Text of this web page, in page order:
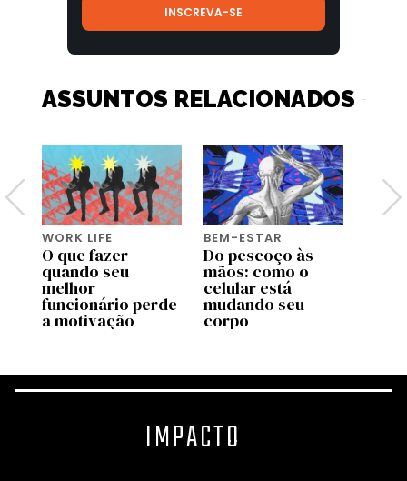
ASSUNTOS RELACIONADOS
WORK LIFE
O que fazer
quando seu
melhor
funcionário perde
a motivação
BEM-ESTAR
Do pescoço às
mãos: como o
celular está
mudando seu
corpo
IMPACTO